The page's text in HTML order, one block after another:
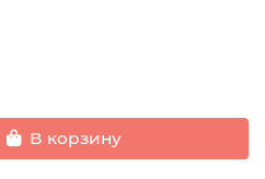
В корзину